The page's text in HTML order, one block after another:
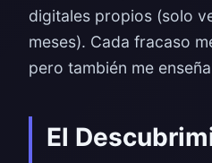
digitales propios (solo
meses). Cada fracaso
pero también me
El